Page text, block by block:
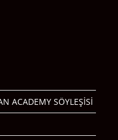
ACADEMY SÖYLEŞİSİ